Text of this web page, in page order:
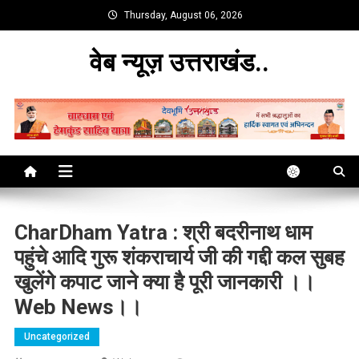
to
Thursday, August 06, 2026
वेब न्यूज़ उत्तराखंड..
CharDham Yatra : श्री बदरीनाथ धाम
पहुंचे आदि गुरू शंकराचार्य जी की गद्दी कल सुबह
खुलेंगे कपाट जाने क्या है पूरी जानकारी ।।
Web News।।
Uncategorized